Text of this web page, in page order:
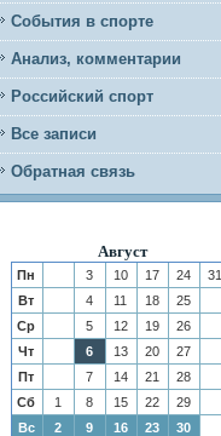
События в спорте
Анализ, комментарии
Российский спорт
Все записи
Обратная связь
Август
Пн 3 10 17 24
31
Вт
4 11 18
25
Ср
5 12 19
26
Чт
6 13 20
27
Пт
7 14 21
28
Сб
1 8 15 22
29
Вс
2 9 16 23 30